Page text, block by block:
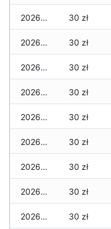
2026-03-03 30 zł
2026-03-02 30 zł
2026-03-01 30 zł
2026-02-27 30 zł
2026-02-26 30 zł
2026-02-25 30 zł
2026-02-24 30 zł
2026-02-23 30 zł
2026-02-22 30 zł